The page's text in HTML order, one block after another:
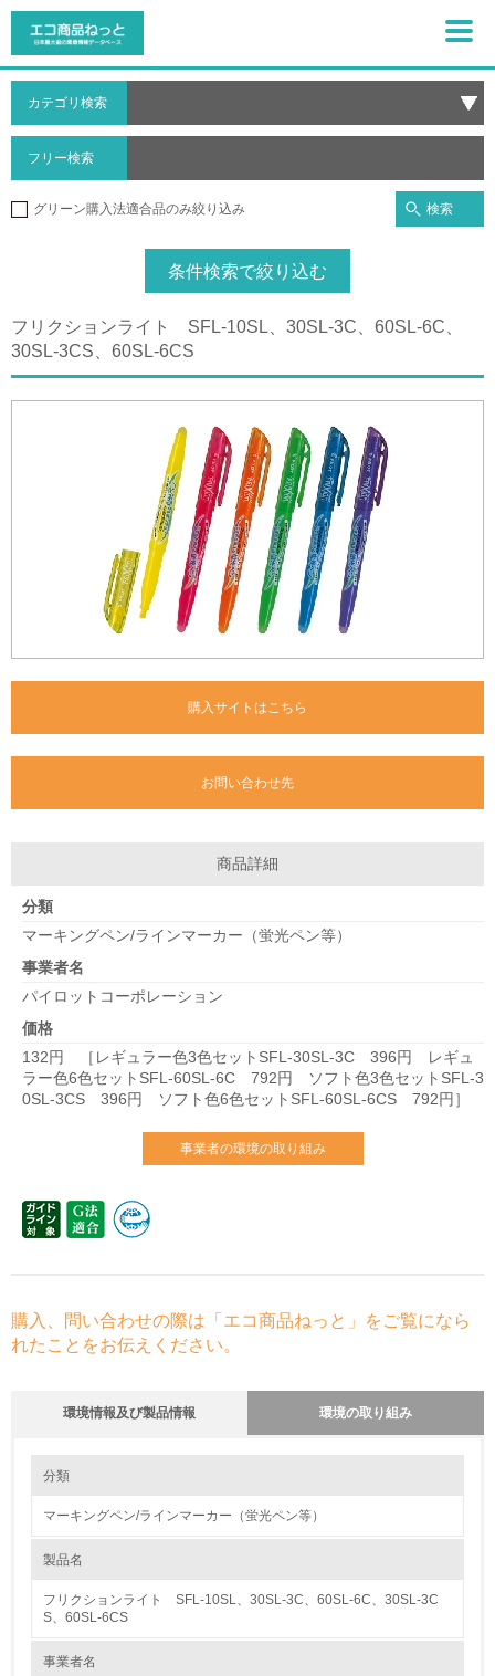
カテゴリ検索
フリー検索
グリーン購入法適合品のみ絞り込み 検索
条件検索で絞り込む
フリクションライト SFL-10SL、30SL-3C、60SL-6C、
30SL-3CS、60SL-6CS
購入サイトはこちら
お問い合わせ先
商品詳細
分類
マーキングペン/ラインマーカー（蛍光ペン等）
事業者名
パイロットコーポレーション
価格
132円 ［レギュラー色3色セットSFL-30SL-3C 396円 レギュ
ラー色6色セットSFL-60SL-6C 792円 ソフト色3色セットSFL-3
0SL-3CS 396円 ソフト色6色セットSFL-60SL-6CS 792円］
事業者の環境の取り組み
購入、問い合わせの際は「エコ商品ねっと」をご覧になら
れたことをお伝えください。
環境情報及び製品情報 環境の取り組み
1.環境取り組み体制
環境方針を持っている
分類
マーキングペン/ラインマーカー（蛍光ペン等）
製品名
フリクションライト SFL-10SL、30SL-3C、60SL-6C、30SL-3C
S、60SL-6CS
事業者名